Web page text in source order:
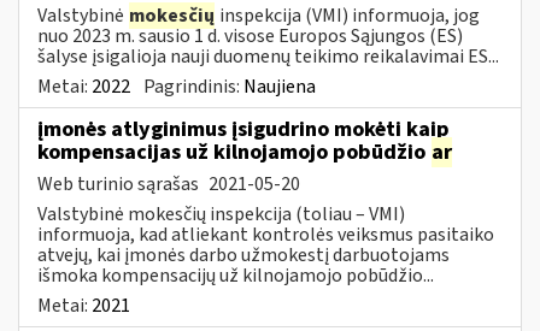
Valstybinė mokesčių inspekcija (VMI) informuoja, jog
nuo 2023 m. sausio 1 d. visose Europos Sąjungos (ES)
šalyse įsigalioja nauji duomenų teikimo reikalavimai ES...
Metai: 2022 Pagrindinis: Naujiena
įmonės atlyginimus įsigudrino mokėti kaip
kompensacijas už kilnojamojo pobūdžio ar
Web turinio sąrašas 2021-05-20
Valstybinė mokesčių inspekcija (toliau – VMI)
informuoja, kad atliekant kontrolės veiksmus pasitaiko
atvejų, kai įmonės darbo užmokestį darbuotojams
išmoka kompensacijų už kilnojamojo pobūdžio...
Metai: 2021